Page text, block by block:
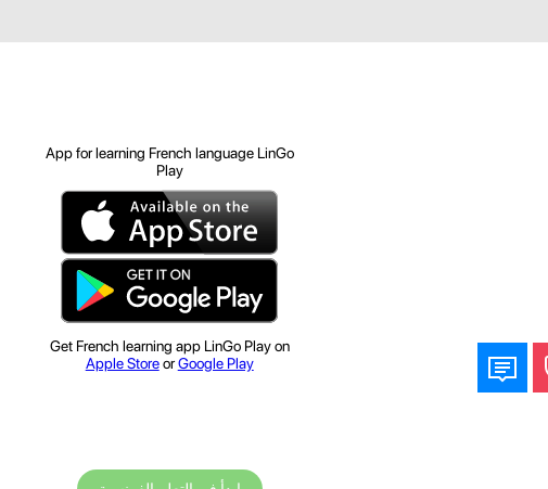
App for learning French language LinGo
Play
Get French learning app LinGo Play on
Apple StoreorGoogle Play